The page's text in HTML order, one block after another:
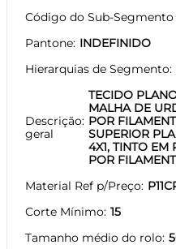
Código do Sub-
Pantone INDEFINIDO
Hierarquias de Segmento
Descrição
geral
TECIDO
MALHA DE
POR
SUPERIOR
4X1, TINTO EM
POR
Material Ref p/Preço
Corte Mínimo 15
Tamanho médio do rolo